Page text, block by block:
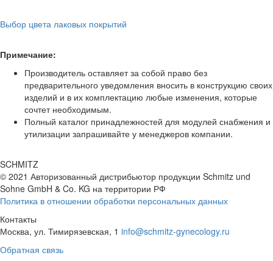
Выбор цвета лаковых покрытий
Примечание:
Производитель оставляет за собой право без
предварительного уведомления вносить в конструкцию своих
изделий и в их комплектацию любые изменения, которые
сочтет необходимым.
Полный каталог принадлежностей для модулей снабжения и
утилизации запрашивайте у менеджеров компании.
SCHMITZ
© 2021 Авторизованный дистрибьютор продукции Schmitz und
Sohne GmbH & Co. KG на территории РФ
Политика в отношении обработки персональных данных
Контакты
Москва, ул. Тимирязевская, 1 info@schmitz-gynecology.ru
Обратная связь